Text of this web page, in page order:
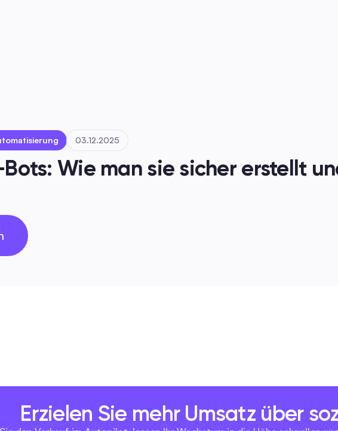
03.12.2025
Wie man sie sicher erstellt
Erzielen Sie mehr Umsatz über